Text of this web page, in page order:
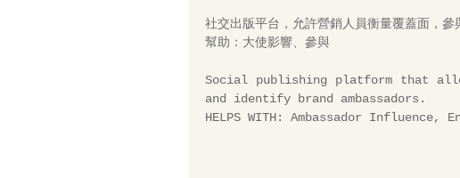
社交出版平台，允許營銷人員衡量覆蓋面，參
幫助：大使影響、參與
Social publishing platform that
and identify brand ambassadors.
HELPS WITH: Ambassador Influence,